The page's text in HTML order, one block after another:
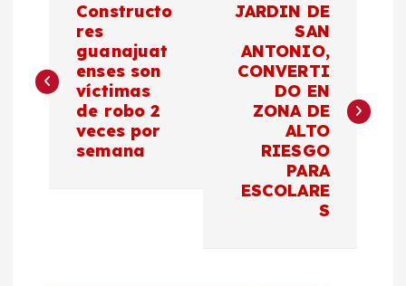
v
Constructo
res
guanajuat
enses son
víctimas
de robo 2
veces por
semana
JARDIN DE
SAN
ANTONIO,
CONVERTI
DO EN
ZONA DE
ALTO
RIESGO
PARA
ESCOLARE
S